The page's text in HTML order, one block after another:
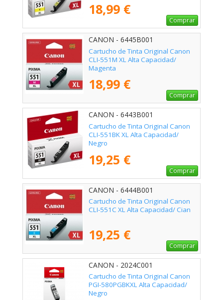
18,99 €
Comprar
CANON - 6445B001
Cartucho de Tinta Original Canon
CLI-551M XL Alta Capacidad/
Magenta
18,99 €
Comprar
CANON - 6443B001
Cartucho de Tinta Original Canon
CLI-551BK XL Alta Capacidad/
Negro
19,25 €
Comprar
CANON - 6444B001
Cartucho de Tinta Original Canon
CLI-551C XL Alta Capacidad/ Cian
19,25 €
Comprar
CANON - 2024C001
Cartucho de Tinta Original Canon
PGI-580PGBKXL Alta Capacidad/
Negro